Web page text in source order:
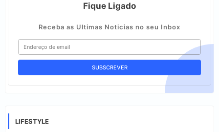
Fique Ligado
Receba as Ultimas Noticias no seu Inbox
LIFESTYLE